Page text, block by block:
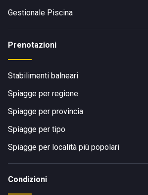
Gestionale Piscina
Prenotazioni
Stabilimenti balneari
Spiagge per regione
Spiagge per provincia
Spiagge per tipo
Spiagge per località più popolari
Condizioni